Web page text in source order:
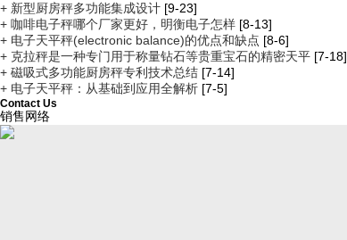
+ 新型厨房秤多功能集成设计 [9-23]
+ 咖啡电子秤哪个厂家更好，明衡电子怎样 [8-13]
+ 电子天平秤(electronic balance)的优点和缺点 [8-6]
+ 克拉秤是一种专门用于称量钻石等贵重宝石的精密天平 [7-18]
+ 磁吸式多功能厨房秤专利技术总结 [7-14]
+ 电子天平秤：从基础到应用全解析 [7-5]
Contact Us
销售网络